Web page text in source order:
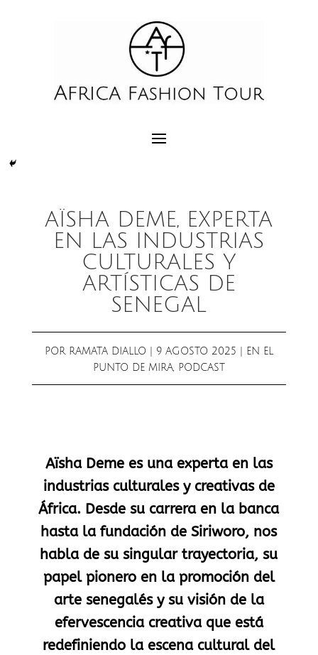
AÏSHA DEME, EXPERTA
EN LAS INDUSTRIAS
CULTURALES Y
ARTÍSTICAS DE
SENEGAL
POR RAMATA DIALLO 9 AGOSTO 2025
EN EL
PUNTO DE MIRA, PODCAST
Aïsha Deme es una experta en las
industrias culturales y creativas de
África. Desde su carrera en la banca
hasta la fundación de Siriworo, nos
habla de su singular trayectoria, su
papel pionero en la promoción del
arte senegalés y su visión de la
efervescencia creativa que está
redefiniendo la escena cultural del